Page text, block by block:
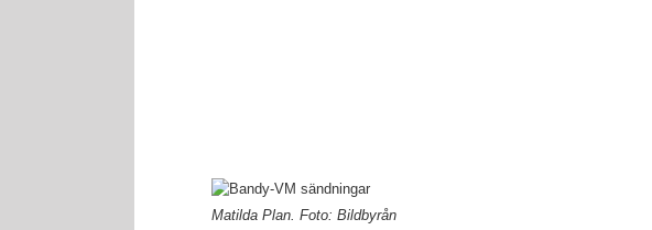
Matilda Plan. Foto: Bildbyrån